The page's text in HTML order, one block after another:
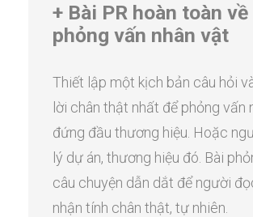
+ Bài PR hoàn toàn về
phỏng vấn nhân vật
Thiết lập một kịch bản câu hỏi
lời chân thật nhất để phỏng vấn
đứng đầu thương hiệu. Hoặc
lý dự án, thương hiệu đó. Bài
câu chuyện dẫn dắt để người
nhận tính chân thật, tự nhiên.